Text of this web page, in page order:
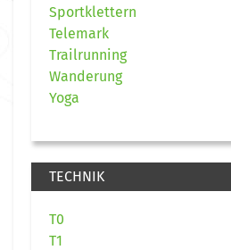
Sportklettern
Telemark
Trailrunning
Wanderung
Yoga
TECHNIK
T0
T1